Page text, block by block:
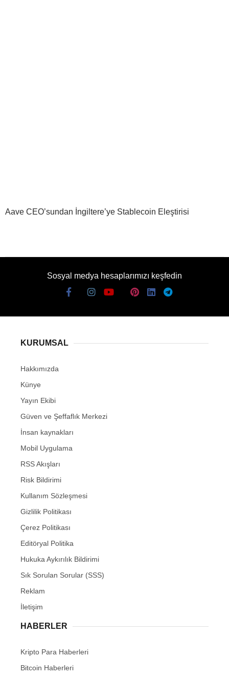
Aave CEO’sundan İngiltere’ye Stablecoin Eleştirisi
Sosyal medya hesaplarımızı keşfedin
KURUMSAL
Hakkımızda
Künye
Yayın Ekibi
Güven ve Şeffaflık Merkezi
İnsan kaynakları
Mobil Uygulama
RSS Akışları
Risk Bildirimi
Kullanım Sözleşmesi
Gizlilik Politikası
Çerez Politikası
Editöryal Politika
Hukuka Aykırılık Bildirimi
Sık Sorulan Sorular (SSS)
Reklam
İletişim
HABERLER
Kripto Para Haberleri
Bitcoin Haberleri